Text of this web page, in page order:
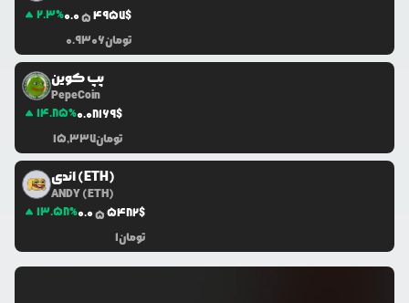
2.3%0.054957$
0.9306تومان
پپ کوین
PepeCoin
14.85%0.08169$
15,337تومان
اندی (ETH)
ANDY (ETH)
13.58%0.055482$
1تومان